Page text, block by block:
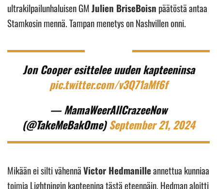
ultrakilpailunhaluisen GMJulien BriseBoisn päätöstä antaa
Stamkosin mennä. Tampan menetys on Nashvillen onni.
Jon Cooper esittelee uuden kapteeninsa
pic.twitter.com/v3Q71aMf6f
— MamaWeerAllCrazeeNow
(@TakeMeBakOme)September 21, 2024
Mikään ei silti vähennäVictor Hedmanilleannettua kunniaa
toimia Lightningin kapteenina tästä eteenpäin. Hedman aloitti